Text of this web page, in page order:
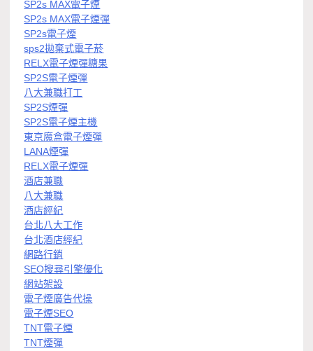
SP2s MAX電子煙
SP2s MAX電子煙彈
SP2s電子煙
sps2拋棄式電子菸
RELX電子煙彈糖果
SP2S電子煙彈
八大兼職打工
SP2S煙彈
SP2S電子煙主機
東京魔盒電子煙彈
LANA煙彈
RELX電子煙彈
酒店兼職
八大兼職
酒店經紀
台北八大工作
台北酒店經紀
網路行銷
SEO搜尋引擎優化
網站架設
電子煙廣告代操
電子煙SEO
TNT電子煙
TNT煙彈